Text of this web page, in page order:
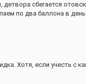
сбегается
по два баллона в
Хотя, если учесть с